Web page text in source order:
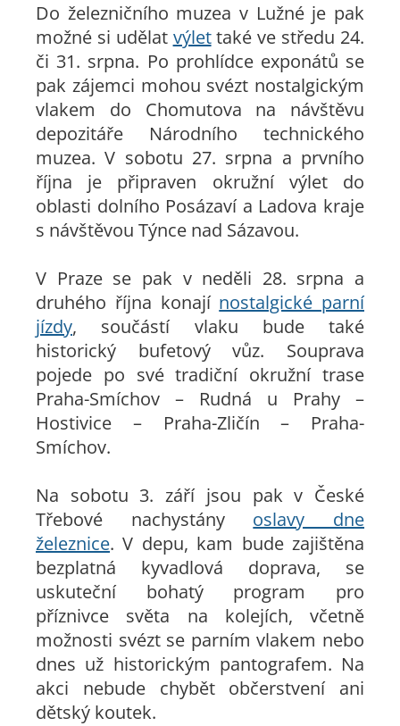
Do železničního muzea v Lužné je pak
možné si udělat výlettaké ve středu 24.
či 31. srpna. Po prohlídce exponátů se
pak zájemci mohou svézt nostalgickým
vlakem do Chomutova na návštěvu
depozitáře Národního technického
muzea. V sobotu 27. srpna a prvního
října je připraven okružní výlet do
oblasti dolního Posázaví a Ladova kraje
s návštěvou Týnce nad Sázavou.
V Praze se pak v neděli 28. srpna a
druhého října konají nostalgické parní
jízdy, součástí vlaku bude také
historický bufetový vůz. Souprava
pojede po své tradiční okružní trase
Praha-Smíchov – Rudná u Prahy –
Hostivice – Praha-Zličín – Praha-
Smíchov.
Na sobotu 3. září jsou pak v České
Třebové nachystány oslavy dne
železnice. V depu, kam bude zajištěna
bezplatná kyvadlová doprava, se
uskuteční bohatý program pro
příznivce světa na kolejích, včetně
možnosti svézt se parním vlakem nebo
dnes už historickým pantografem. Na
akci nebude chybět občerstvení ani
dětský koutek.